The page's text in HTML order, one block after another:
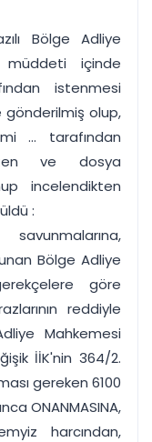
hepsi bir arada.
Ücretsiz Başlayın
Bölge Adliye
müddeti içinde
istenmesi
gönderilmiş olup,
... tarafından
ve dosya
incelendikten
:
Bölge Adliye
göre
reddiyle
Mahkemesi
İİK'nin 364/2.
gereken 6100
ONANMASINA,
harcından,